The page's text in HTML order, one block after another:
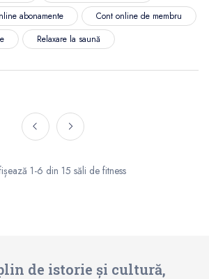
abonamente
Cont online de membru
Relaxare la saună
1-6 din 15 săli de fitness
de istorie și cultură,